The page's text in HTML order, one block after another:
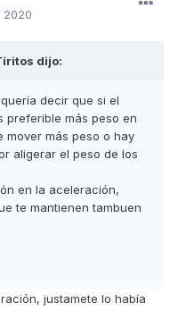
2020
dijo:
decir que si el
preferible más peso en
mover más peso o hay
aligerar el peso de los
en la aceleración,
te mantienen tambuen
justamete lo había